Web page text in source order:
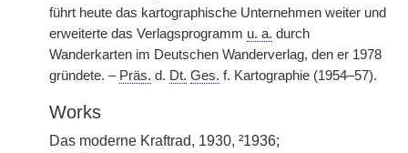
führt heute das kartographische Unternehmen weiter und
erweiterte das Verlagsprogramm u. a. durch
Wanderkarten im Deutschen Wanderverlag, den er 1978
gründete. – Präs. d. Dt. Ges. f. Kartographie (1954–57).
Works
Das moderne Kraftrad, 1930, ²1936;